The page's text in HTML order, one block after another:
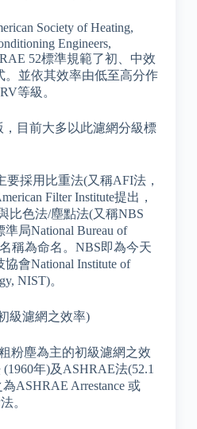
Society of Heating,
Engineers,
52標準規範了初、中效
。並依其效率由低至高分作
等級。
，目前大多以此濾網分級標
要採用比重法(又稱AFI法，
Filter Institute提出，
比色法/塵點法(又稱NBS
局National Bureau of
稱為命名。NBS即為今天
會National Institute of
NIST)。
級濾網之效率)
粉塵為主的初級濾網之效
年)及ASHRAE法(52.1
ASHRAE Arrestance 或
。